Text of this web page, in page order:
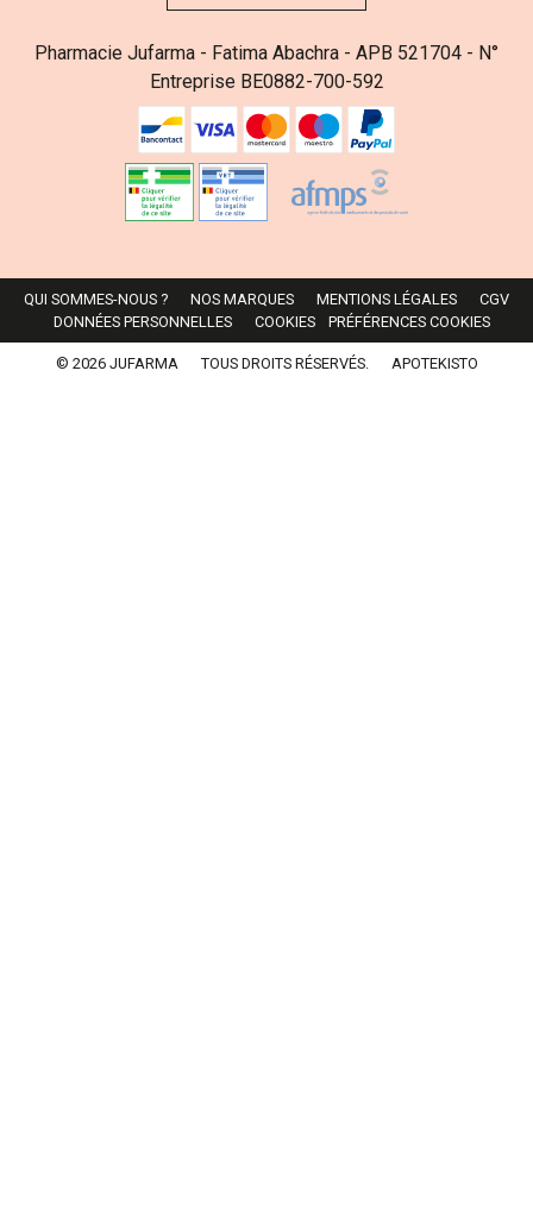
Pharmacie Jufarma - Fatima Abachra - APB 521704 - N°
Entreprise BE0882-700-592
QUI SOMMES-NOUS ? NOS MARQUES MENTIONS LÉGALES
CGV
DONNÉES PERSONNELLES
COOKIES PRÉFÉRENCES COOKIES
© 2026 JUFARMA TOUS DROITS RÉSERVÉS. APOTEKISTO